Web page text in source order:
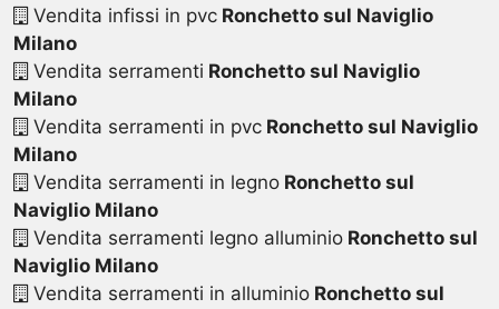
Vendita infissi in pvcRonchetto sul Naviglio
Milano
Vendita serramenti Ronchetto sul Naviglio
Milano
Vendita serramenti in pvcRonchetto sul Naviglio
Milano
Vendita serramenti in legnoRonchetto sul
Naviglio Milano
Vendita serramenti legno alluminioRonchetto sul
Naviglio Milano
Vendita serramenti in alluminioRonchetto sul